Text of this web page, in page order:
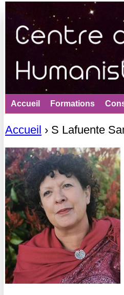
Vous êtes ici
Accueil › S Lafuente
Accueil Formations